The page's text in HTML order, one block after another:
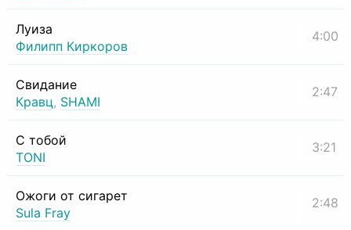
Луиза
Филипп Киркоров
4:00
Свидание
Кравц, SHAMI
2:47
С тобой
TONI
3:21
Ожоги от сигарет
Sula Fray
2:48